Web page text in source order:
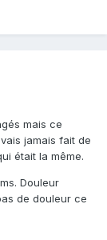
mais ce
jamais fait de
était la même.
Douleur
de douleur ce